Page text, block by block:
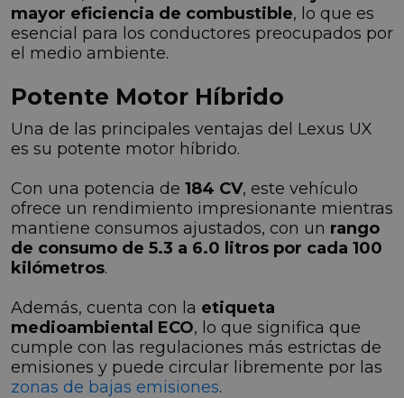
mayor eficiencia de combustible, lo que es
esencial para los conductores preocupados por
el medio ambiente.
Potente Motor Híbrido
Una de las principales ventajas del Lexus UX
es su potente motor híbrido.
Con una potencia de 184 CV, este vehículo
ofrece un rendimiento impresionante mientras
mantiene consumos ajustados, con un rango
de consumo de 5.3 a 6.0 litros por cada 100
kilómetros.
Además, cuenta con la etiqueta
medioambiental ECO, lo que significa que
cumple con las regulaciones más estrictas de
emisiones y puede circular libremente por las
zonas de bajas emisiones.